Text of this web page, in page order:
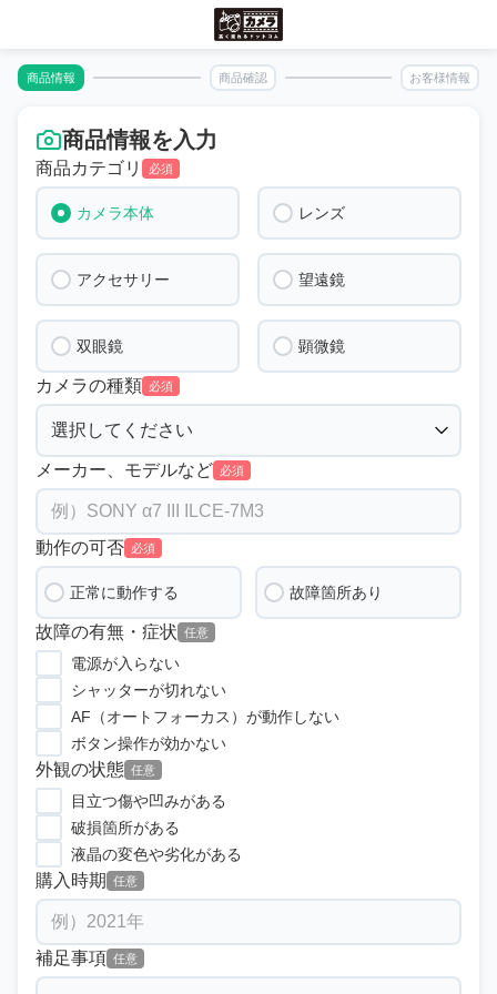
商品情報 商品確認 お客様情報
商品情報を入力
商品カテゴリ 必須
カメラ本体 レンズ
アクセサリー 望遠鏡
双眼鏡 顕微鏡
カメラの種類 必須
メーカー、モデルなど 必須
動作の可否 必須
正常に動作する 故障箇所あり
故障の有無・症状 任意
電源が入らない
シャッターが切れない
AF（オートフォーカス）が動作しない
ボタン操作が効かない
外観の状態 任意
目立つ傷や凹みがある
破損箇所がある
液晶の変色や劣化がある
購入時期 任意
補足事項 任意